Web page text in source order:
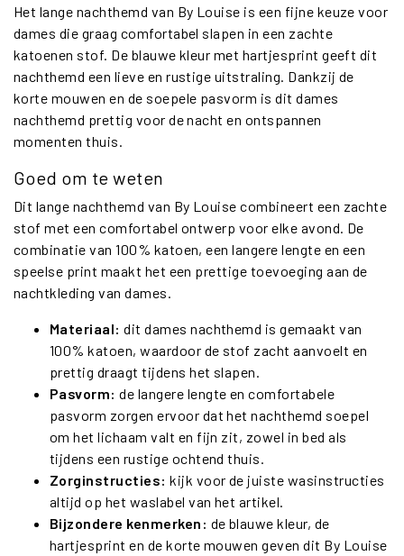
Het lange nachthemd van By Louise is een fijne keuze voor
dames die graag comfortabel slapen in een zachte
katoenen stof. De blauwe kleur met hartjesprint geeft dit
nachthemd een lieve en rustige uitstraling. Dankzij de
korte mouwen en de soepele pasvorm is dit dames
nachthemd prettig voor de nacht en ontspannen
momenten thuis.
Goed om te weten
Dit lange nachthemd van By Louise combineert een zachte
stof met een comfortabel ontwerp voor elke avond. De
combinatie van 100% katoen, een langere lengte en een
speelse print maakt het een prettige toevoeging aan de
nachtkleding van dames.
Materiaal: dit dames nachthemd is gemaakt van
100% katoen, waardoor de stof zacht aanvoelt en
prettig draagt tijdens het slapen.
Pasvorm: de langere lengte en comfortabele
pasvorm zorgen ervoor dat het nachthemd soepel
om het lichaam valt en fijn zit, zowel in bed als
tijdens een rustige ochtend thuis.
Zorginstructies: kijk voor de juiste wasinstructies
altijd op het waslabel van het artikel.
Bijzondere kenmerken: de blauwe kleur, de
hartjesprint en de korte mouwen geven dit By Louise